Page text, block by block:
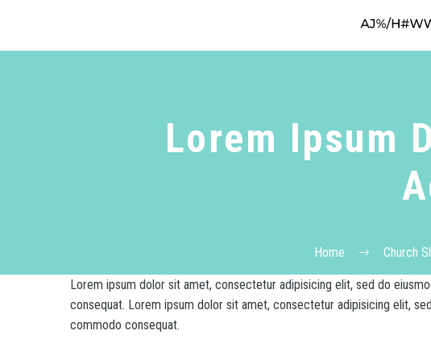
Lorem Ipsum
Home Church
Lorem ipsum dolor sit amet, consectetur adipisicing elit, sed do
consequat. Lorem ipsum dolor sit amet, consectetur adipisicing elit,
commodo consequat.